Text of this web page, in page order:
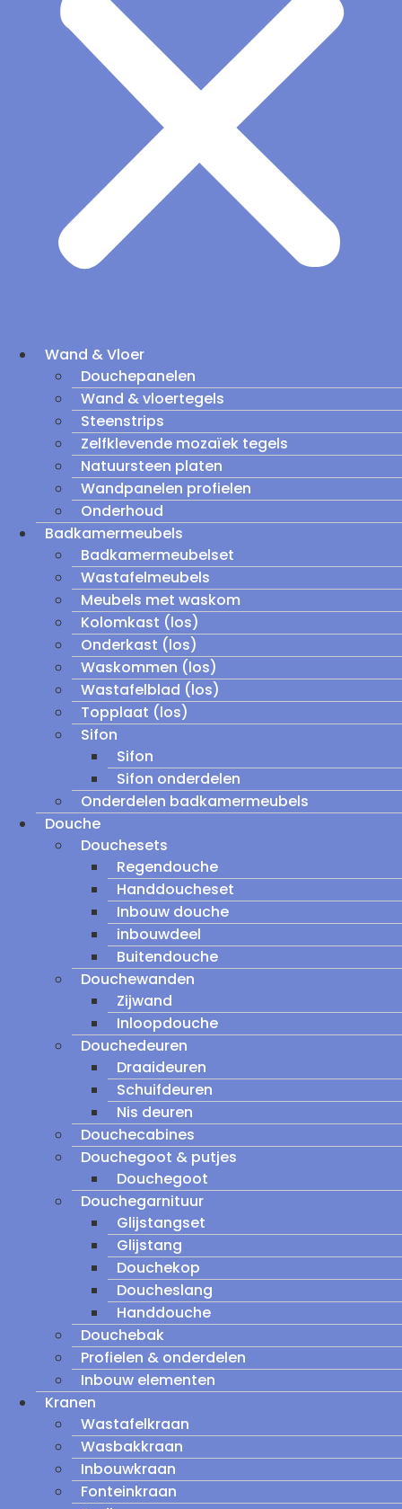
Wand & Vloer
Douchepanelen
Wand & vloertegels
Steenstrips
Zelfklevende mozaïek tegels
Natuursteen platen
Wandpanelen profielen
Onderhoud
Badkamermeubels
Badkamermeubelset
Wastafelmeubels
Meubels met waskom
Kolomkast (los)
Onderkast (los)
Waskommen (los)
Wastafelblad (los)
Topplaat (los)
Sifon
Sifon
Sifon onderdelen
Onderdelen badkamermeubels
Douche
Douchesets
Regendouche
Handdoucheset
Inbouw douche
inbouwdeel
Buitendouche
Douchewanden
Zijwand
Inloopdouche
Douchedeuren
Draaideuren
Schuifdeuren
Nis deuren
Douchecabines
Douchegoot & putjes
Douchegoot
Douchegarnituur
Glijstangset
Glijstang
Douchekop
Doucheslang
Handdouche
Douchebak
Profielen & onderdelen
Inbouw elementen
Kranen
Wastafelkraan
Wasbakkraan
Inbouwkraan
Fonteinkraan